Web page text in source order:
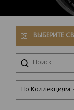
ВЫБЕРИТЕ
По Коллекциям